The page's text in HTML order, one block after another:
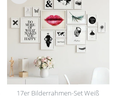
Wu
hlist
e
17er Bilderrahmen-Set Weiß